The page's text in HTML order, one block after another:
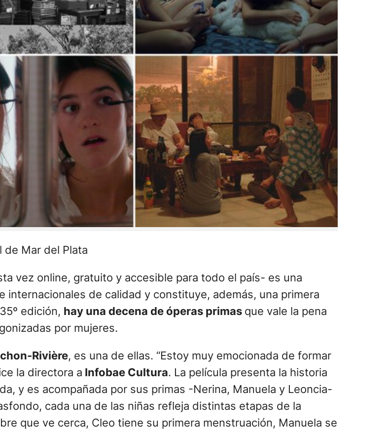
de Mar del Plata
vez online, gratuito y accesible para todo el país- es una
de calidad y constituye, además, una primera
edición, hay una decena de óperas primas que vale la pena
por mujeres.
Rivière, es una de ellas. “Estoy muy emocionada de formar
la directora a Infobae Cultura. La película presenta la historia
y es acompañada por sus primas -Nerina, Manuela y Leoncia-
cada una de las niñas refleja distintas etapas de la
que ve cerca, Cleo tiene su primera menstruación, Manuela se